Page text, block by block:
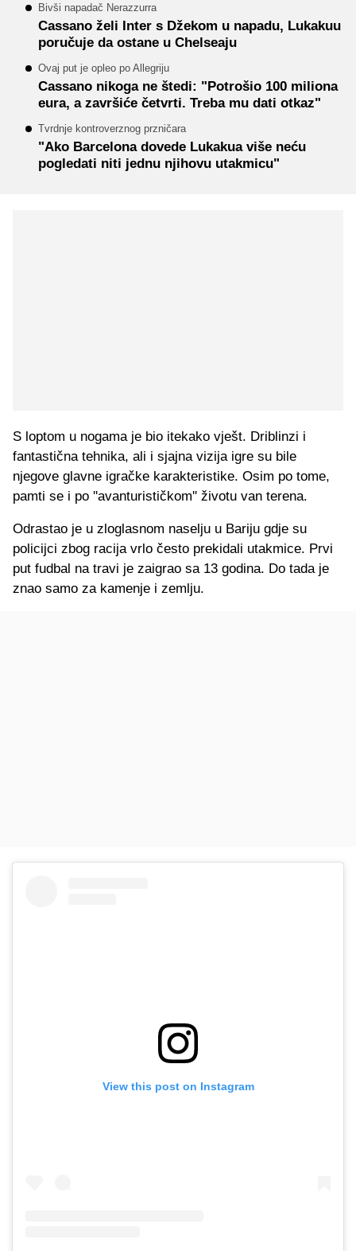
Bivši napadač Nerazzurra
Cassano želi Inter s Džekom u napadu, Lukakuu
poručuje da ostane u Chelseaju
Ovaj put je opleo po Allegriju
Cassano nikoga ne štedi: "Potrošio 100 miliona
eura, a završiće četvrti. Treba mu dati otkaz"
Tvrdnje kontroverznog przničara
"Ako Barcelona dovede Lukakua više neću
pogledati niti jednu njihovu utakmicu"
S loptom u nogama je bio itekako vješt. Driblinzi i
fantastična tehnika, ali i sjajna vizija igre su bile
njegove glavne igračke karakteristike. Osim po tome,
pamti se i po ''avanturističkom'' životu van terena.
Odrastao je u zloglasnom naselju u Bariju gdje su
policijci zbog racija vrlo često prekidali utakmice. Prvi
put fudbal na travi je zaigrao sa 13 godina. Do tada je
znao samo za kamenje i zemlju.
View this post on Instagram